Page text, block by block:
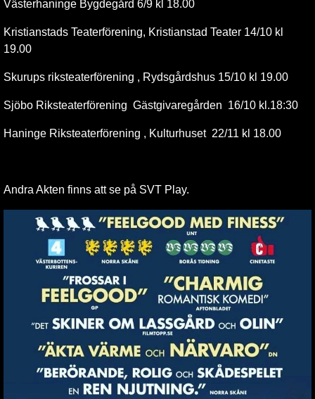
Västerhaninge Bygdegård 6/9 kl 18.00
Kristianstads Teaterförening, Kristianstad Teater 14/10 kl
19.00
Skurups riksteaterförening , Rydsgårdshus 15/10 kl 19.00
Sjöbo Riksteaterförening Gästgivaregården 16/10 kl.18:30
Haninge Riksteaterförening , Kulturhuset 22/11 kl 18.00
Andra Akten finns att se på SVT Play.